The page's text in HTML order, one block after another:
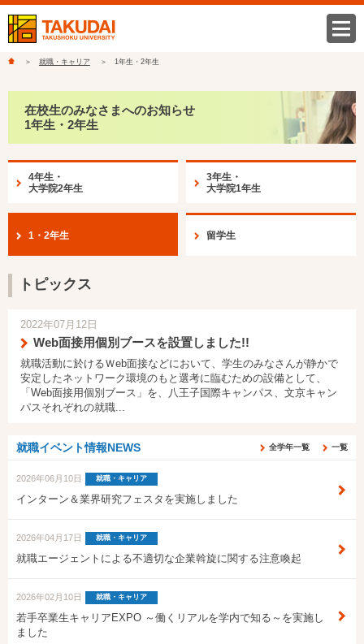
就職・キャリア 1年生・2年生
在校生のみなさまへのお知らせ
1年生・2年生
4年生・
大学院2年生
3年生・
大学院1年生
1・2年生 留学生
トピックス
2022年07月12日
Web面接用個別ブースを設置しました!!
就職活動に於けるＷeb面接などにおいて、学生のみなさんが静かで
安定したネットワーク環境のもと選考に臨むための設備として、
「Web面接用個別ブース」を、八王子国際キャンパス、文京キャン
パスそれぞれの就職...
就職イベント情報NEWS 一覧
全学年一覧
2026年06月10日 就職・キャリア
インターン＆業界研究フェスタを実施しました
2026年04月17日 就職・キャリア
就職エージェントによる不適切な企業斡旋に関する注意喚起
2026年02月10日 就職・キャリア
若手卒業生キャリアEXPO ～働くリアルを学内で知る～を実施し
ました